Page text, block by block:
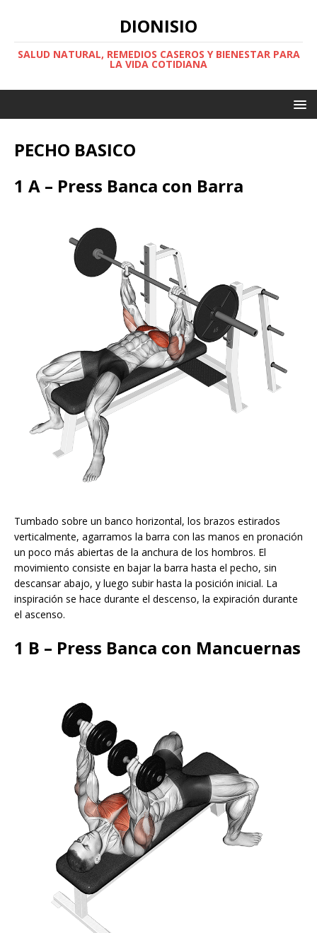
DIONISIO
SALUD NATURAL, REMEDIOS CASEROS Y BIENESTAR PARA
LA VIDA COTIDIANA
PECHO BASICO
1 A – Press Banca con Barra
Tumbado sobre un banco horizontal, los brazos estirados
verticalmente, agarramos la barra con las manos en pronación
un poco más abiertas de la anchura de los hombros. El
movimiento consiste en bajar la barra hasta el pecho, sin
descansar abajo, y luego subir hasta la posición inicial. La
inspiración se hace durante el descenso, la expiración durante
el ascenso.
1 B – Press Banca con Mancuernas